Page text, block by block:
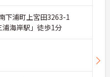
下浦町上宮田3263-1
海岸駅」徒歩1分